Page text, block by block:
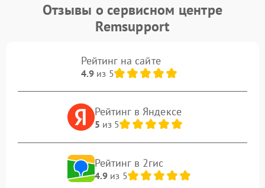
Отзывы о сервисном центре
Remsupport
Рейтинг на сайте
4.9из 5
Рейтинг в Яндексе
5 из 5
Рейтинг в 2гис
4.9из 5